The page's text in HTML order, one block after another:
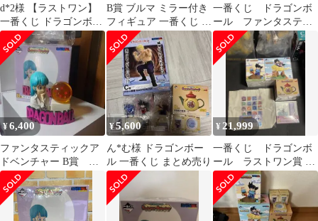
d*2様 ​【ラストワン】
一番くじ ドラゴンボー
ル ファンタスティック
アドベンチ
B賞 ブルマ ミラー付き
フィギュア 一番くじ ド
ラゴンボール Fantastic
Adventure
一番くじ ドラゴンボ
ール ファンタスティ
ックアドベンチャー2
a賞 ラストワン等
¥6,400
ファンタスティックア
ドベンチャー B賞 ブ
ルマ ドラゴンボール レ
プリカ 四星球
¥5,600
ん*む様 ドラゴンボー
ル 一番くじ まとめ売り
¥ 21,999
一番くじ ドラゴンボ
ール ラストワン賞 孫
悟空＆チチ 小物入れフ
ィギュア コンプ